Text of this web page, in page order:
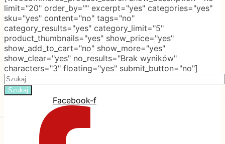
limit="20" order_by="" excerpt="yes" categories="yes"
sku="yes" content="no" tags="no"
category_results="yes" category_limit="5"
product_thumbnails="yes" show_price="yes"
show_add_to_cart="no" show_more="yes"
show_clear="yes" no_results="Brak wyników"
characters="3" floating="yes" submit_button="no"]
Search
for:
Facebook-f